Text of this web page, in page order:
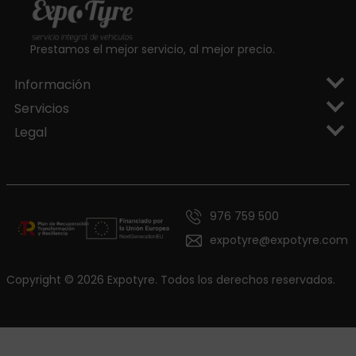
Prestamos el mejor servicio, al mejor precio.
Información
Servicios
Legal
976 759 500
expotyre@expotyre.com
Copyright © 2026 Expotyre. Todos los derechos reservados.